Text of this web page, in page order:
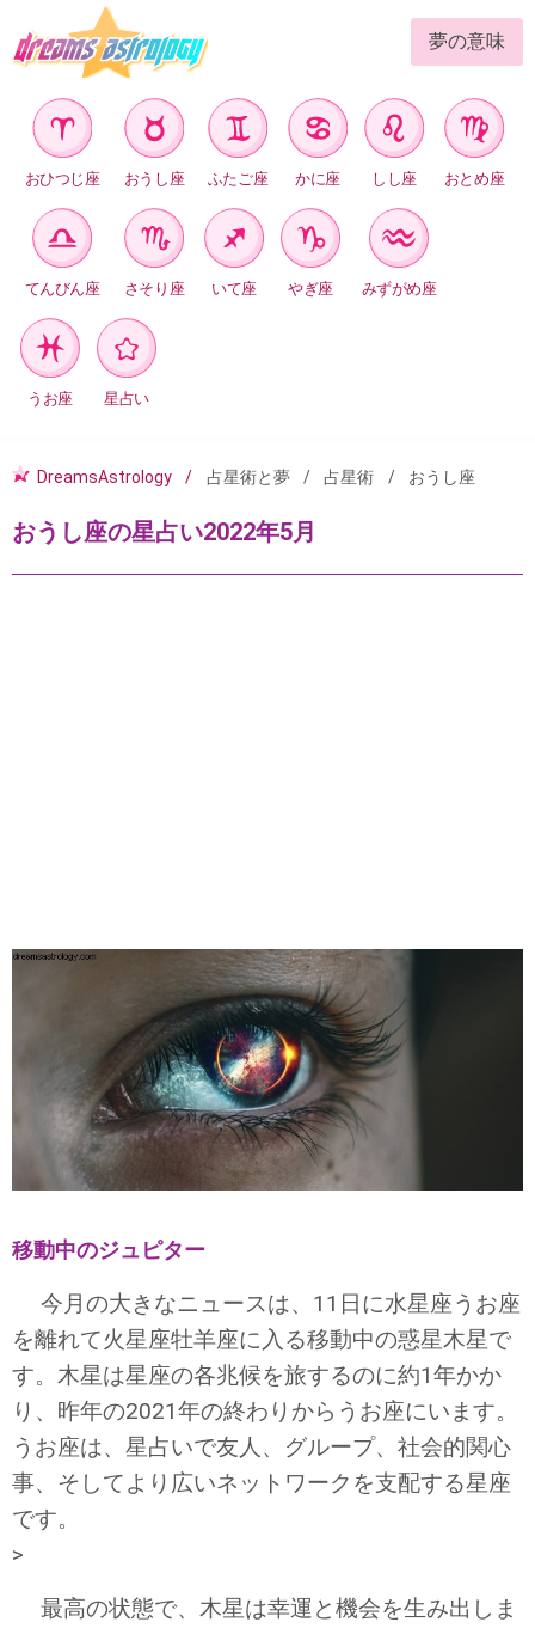
夢の意味
おひつじ座 おうし座 ふたご座 かに座 しし座 おとめ座
てんびん座 さそり座 いて座 やぎ座 みずがめ座
うお座 星占い
DreamsAstrology 占星術と夢 占星術 おうし座
おうし座の星占い2022年5月
移動中のジュピター
今月の大きなニュースは、11日に水星座うお座
を離れて火星座牡羊座に入る移動中の惑星木星で
す。木星は星座の各兆候を旅するのに約1年かか
り、昨年の2021年の終わりからうお座にいます。
うお座は、星占いで友人、グループ、社会的関心
事、そしてより広いネットワークを支配する星座
です。
>
最高の状態で、木星は幸運と機会を生み出しま